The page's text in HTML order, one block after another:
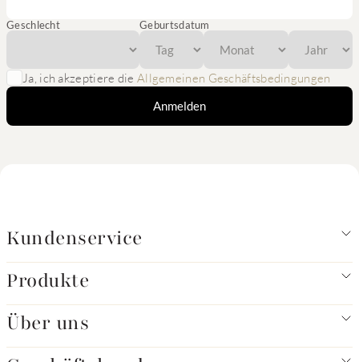
Geschlecht Geburtsdatum
Ja, ich akzeptiere die Allgemeinen Geschäftsbedingungen
Anmelden
Kundenservice
Produkte
Über uns